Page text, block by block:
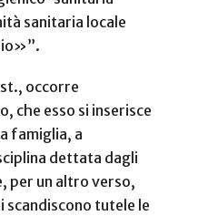
sanitaria locale
occorre
che esso si inserisce
famiglia, a
dettata dagli
per un altro verso,
tutele le